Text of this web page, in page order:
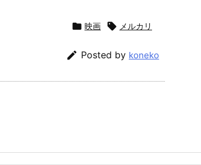
 映画  メルカリ
 Posted by koneko